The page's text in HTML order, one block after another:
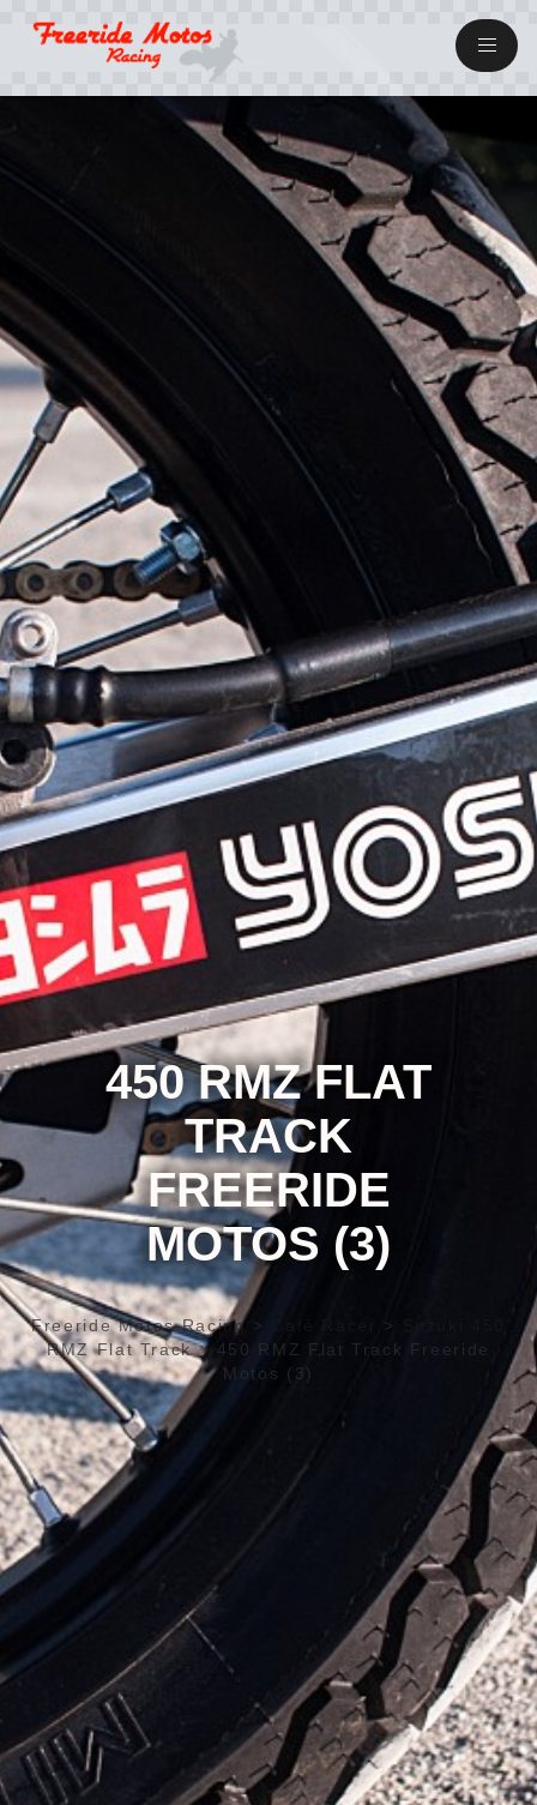
450 RMZ FLAT
TRACK
FREERIDE
MOTOS (3)
Freeride Motos Racing > >
RMZ Flat Track> 450 RMZ Flat Track Freeride
Motos (3)